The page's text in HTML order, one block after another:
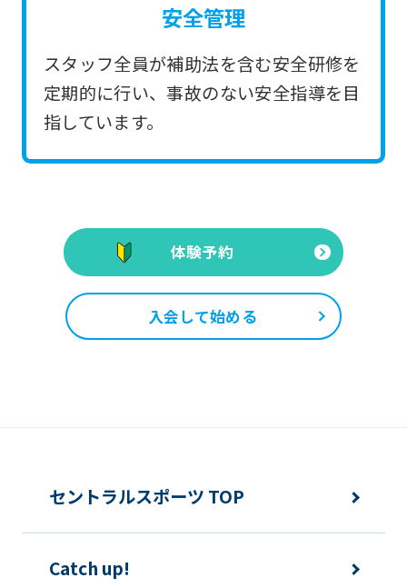
安全管理
スタッフ全員が補助法を含む安全研修を
定期的に行い、事故のない安全指導を目
指しています。
体験予約
入会して始める
セントラルスポーツ TOP
Catch up!